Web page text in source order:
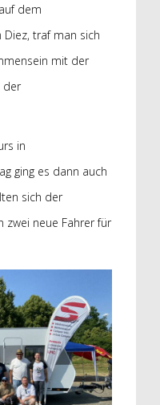
dem
traf man sich
mit der
der
in
ging es dann auch
sich der
zwei neue Fahrer für